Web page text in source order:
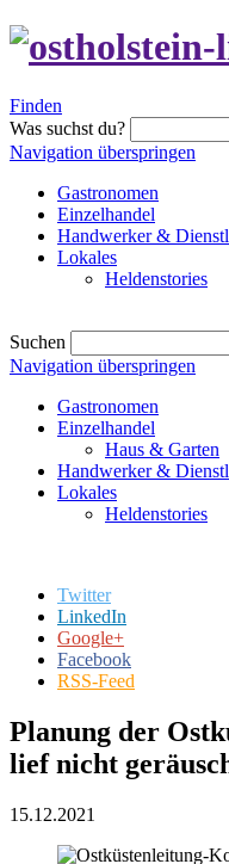
Finden
Was suchst du?
Navigation überspringen
Gastronomen
Einzelhandel
Handwerker &
Lokales
Heldenstories
Suchen
Navigation überspringen
Gastronomen
Einzelhandel
Haus & Garten
Handwerker &
Lokales
Heldenstories
Twitter
LinkedIn
Google+
Facebook
RSS-Feed
Planung der
lief nicht
15.12.2021